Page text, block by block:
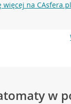
więcej na CAsfera.pl
w